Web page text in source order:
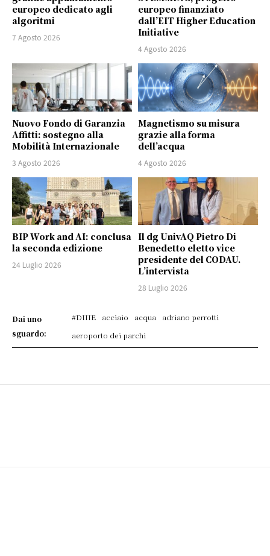
europeo dedicato agli
algoritmi
7 Agosto 2026
europeo finanziato
dall’EIT Higher Education
Initiative
4 Agosto 2026
Nuovo Fondo di Garanzia
Affitti: sostegno alla
Mobilità Internazionale
3 Agosto 2026
Magnetismo su misura
grazie alla forma
dell’acqua
4 Agosto 2026
BIP Work and AI: conclusa
la seconda edizione
24 Luglio 2026
Il dg UnivAQ Pietro Di
Benedetto eletto vice
presidente del CODAU.
L’intervista
28 Luglio 2026
Dai uno
sguardo:
#DIIIE acciaio acqua
adriano perrotti
aeroporto dei parchi